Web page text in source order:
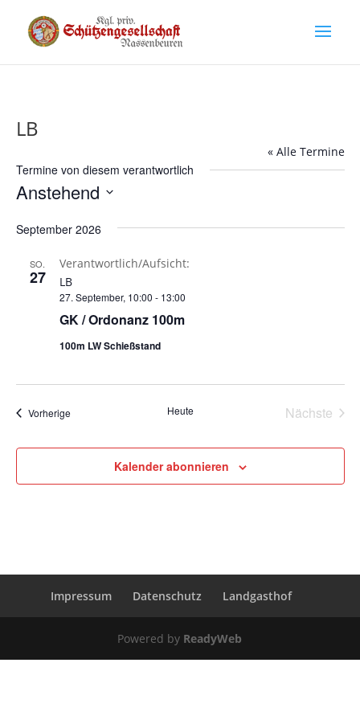
LB
« Alle Termine
Termine von diesem verantwortlich
Anstehend
wählen.
September 2026
SO.
27
27. September, 10:00 - 13:00
GK / Ordonanz 100m
100m LW Schießstand
Verantwortlich/Aufsicht:
LB
VorherigeTermine Heute
Nächste
Kalender abonnieren
Impressum Datenschutz Landgasthof
Powered by ReadyWeb